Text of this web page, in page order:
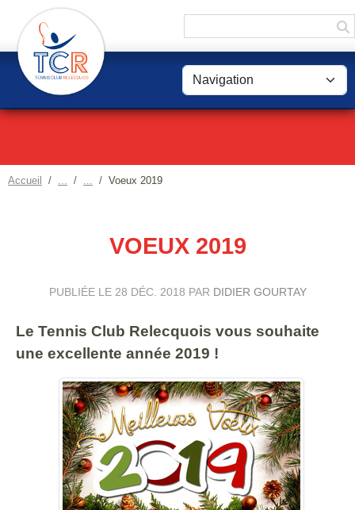
Accueil Voeux 2019
VOEUX 2019
PUBLIÉE LE 28 DÉC. 2018 PAR DIDIER GOURTAY
Le Tennis Club Relecquois vous souhaite
une excellente année 2019 !
Panneau de gestion des cookies